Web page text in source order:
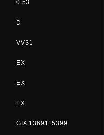
0.53
D
VVS1
EX
EX
EX
GIA 1369115399